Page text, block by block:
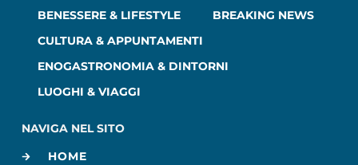
BENESSERE & LIFESTYLE
BREAKING NEWS
CULTURA & APPUNTAMENTI
ENOGASTRONOMIA & DINTORNI
LUOGHI & VIAGGI
NAVIGA NEL SITO
HOME